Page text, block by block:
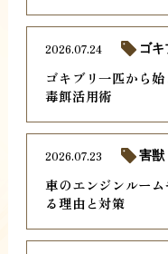
ゴキブリ一匹から
毒餌活用術
2026.07.24 ゴキ
車のエンジンルー
る理由と対策
2026.07.23 害獣